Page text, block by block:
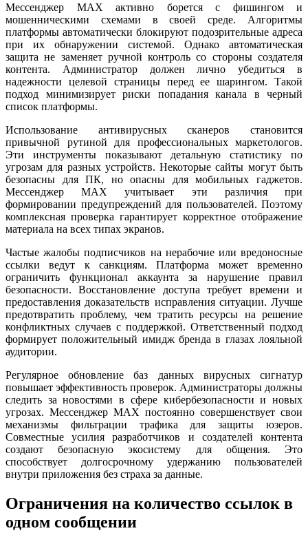
Мессенджер MAX активно борется с фишингом и
мошенническими схемами в своей среде. Алгоритмы
платформы автоматически блокируют подозрительные адреса
при их обнаружении системой. Однако автоматическая
защита не заменяет ручной контроль со стороны создателя
контента. Администратор должен лично убедиться в
надежности целевой страницы перед ее шарингом. Такой
подход минимизирует риски попадания канала в черный
список платформы.
Использование антивирусных сканеров становится
привычной рутиной для профессиональных маркетологов.
Эти инструменты показывают детальную статистику по
угрозам для разных устройств. Некоторые сайты могут быть
безопасны для ПК, но опасны для мобильных гаджетов.
Мессенджер MAX учитывает эти различия при
формировании предупреждений для пользователей. Поэтому
комплексная проверка гарантирует корректное отображение
материала на всех типах экранов.
Частые жалобы подписчиков на нерабочие или вредоносные
ссылки ведут к санкциям. Платформа может временно
ограничить функционал аккаунта за нарушение правил
безопасности. Восстановление доступа требует времени и
предоставления доказательств исправления ситуации. Лучше
предотвратить проблему, чем тратить ресурсы на решение
конфликтных случаев с поддержкой. Ответственный подход
формирует положительный имидж бренда в глазах лояльной
аудитории.
Регулярное обновление баз данных вирусных сигнатур
повышает эффективность проверок. Администраторы должны
следить за новостями в сфере кибербезопасности и новых
угрозах. Мессенджер MAX постоянно совершенствует свои
механизмы фильтрации трафика для защиты юзеров.
Совместные усилия разработчиков и создателей контента
создают безопасную экосистему для общения. Это
способствует долгосрочному удержанию пользователей
внутри приложения без страха за данные.
Ограничения на количество ссылок в
одном сообщении